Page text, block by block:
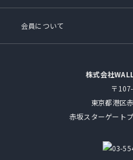
会員について
株式会社
〒
東京都港区
赤坂スターゲート